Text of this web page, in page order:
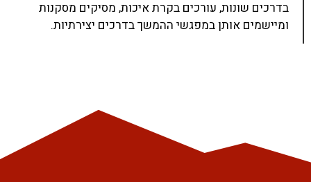
בדרכים שונות, עורכים בקרת איכות, מסיקים מסקנות
ומיישמים אותן במפגשי ההמשך בדרכים יצירתיות.